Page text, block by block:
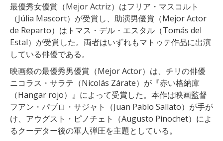
最優秀女優賞（Mejor Actriz）はフリア・マスコルト
（Júlia Mascort）が受賞し、助演男優賞（Mejor Actor
de Reparto）はトマス・デル・エスタル（Tomás del
Estal）が受賞した。両者はいずれもマトゥテ作品に出演
している俳優である。
映画祭の最優秀男優賞（Mejor Actor）は、チリの俳優
ニコラス・サラテ（Nicolás Zárate）が『赤い格納庫
（Hangar rojo）』によって受賞した。本作は映画監督
フアン・パブロ・サジャト（Juan Pablo Sallato）が手が
け、アウグスト・ピノチェト（Augusto Pinochet）によ
るクーデター後の軍人弾圧を主題としている。